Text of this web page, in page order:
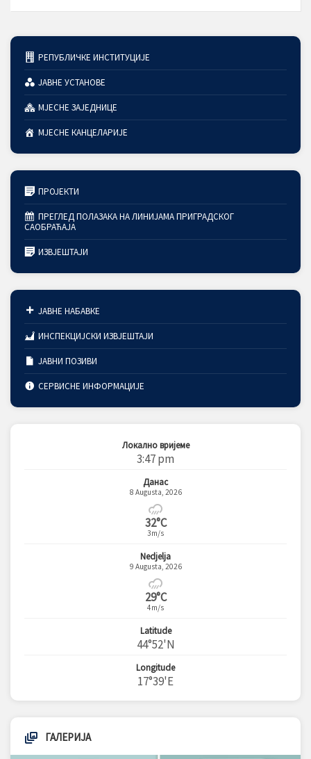
РЕПУБЛИЧКЕ ИНСТИТУЦИЈЕ
ЈАВНЕ УСТАНОВЕ
МЈЕСНЕ ЗАЈЕДНИЦЕ
МЈЕСНЕ КАНЦЕЛАРИЈЕ
ПРОЈЕКТИ
ПРЕГЛЕД ПОЛАЗАКА НА ЛИНИЈАМА ПРИГРАДСКОГ
САОБРАЋАЈА
ИЗВЈЕШТАЈИ
ЈАВНЕ НАБАВКЕ
ИНСПЕКЦИЈСКИ ИЗВЈЕШТАЈИ
ЈАВНИ ПОЗИВИ
СЕРВИСНЕ ИНФОРМАЦИЈЕ
Локално вријеме
3:47 pm
Данас
8 Augusta, 2026
32°C
3m/s
Nedjelja
9 Augusta, 2026
29°C
4m/s
Latitude
44°52'N
Longitude
17°39'E
ГАЛЕРИЈА